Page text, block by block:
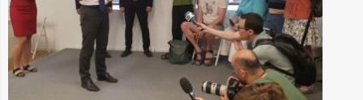
о
р